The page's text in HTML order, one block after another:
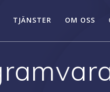
TJÄNSTER OM OSS